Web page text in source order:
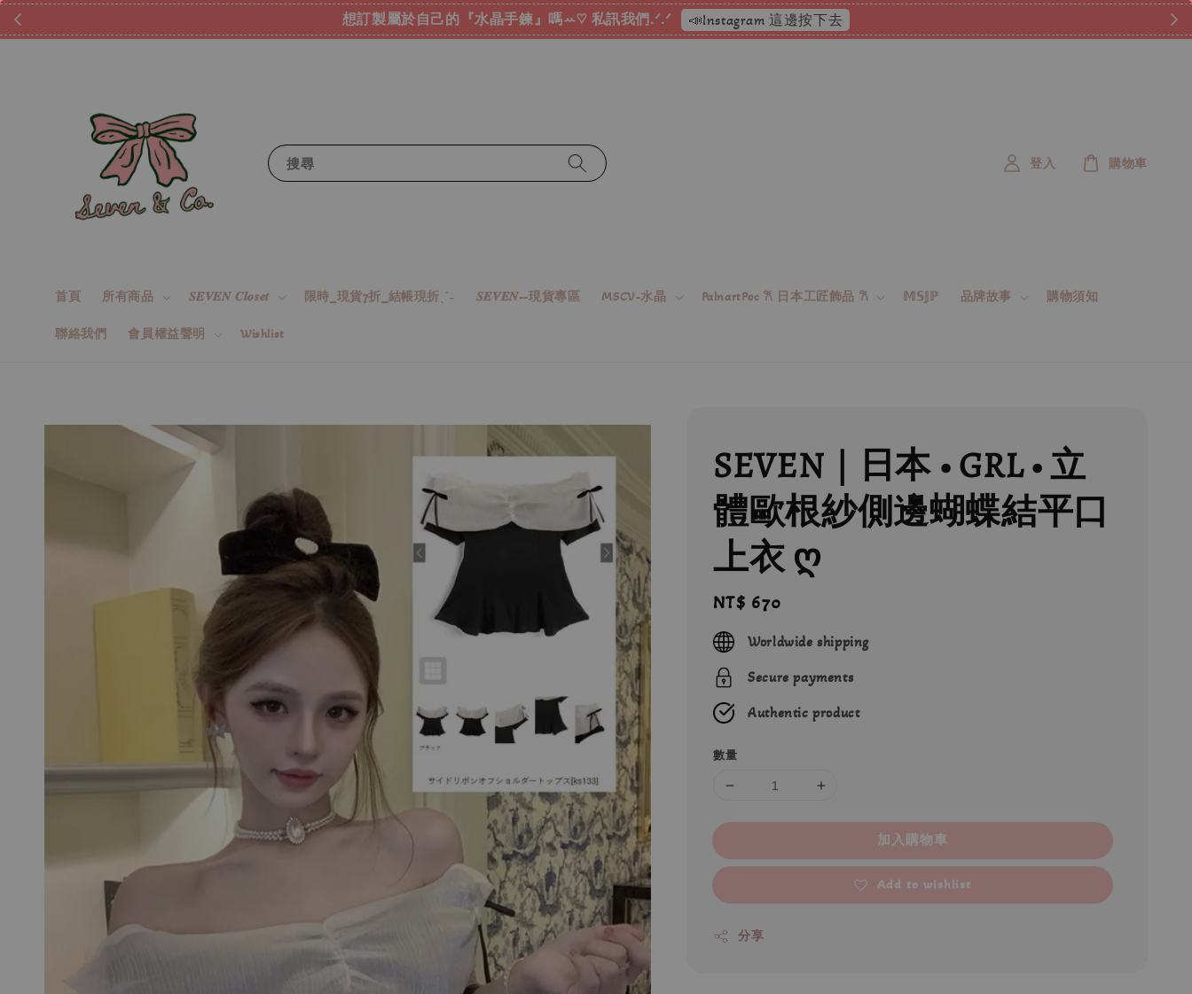
想訂製屬於自己的『水晶手鍊』嗎ꕀ♡ 私訊我們.ᐟ.ᐟ 📣Instagram 這邊按下去
搜尋
首頁 所有商品 𝑺𝑬𝑽𝑬𝑵 𝑪𝒍𝒐𝒔𝒆𝒕 限時_現貨7折_結帳現折ˎˊ˗ 𝑺𝑬𝑽𝑬𝑵--現貨專區 MSCV-水晶 PalnartPoc 𐙚 日本工匠飾品 𐙚 𝕄𝕊𝕁ℙ 品牌故事 購物須知
聯絡我們 會員權益聲明 Wishlist
登入 購物車
SEVEN｜日本 • GRL • 立
體歐根紗側邊蝴蝶結平口
上衣 ღ
Regular
price
NT$ 670
Worldwide shipping
Secure payments
Authentic product
數量
加入購物車
Add to wishlist
分享